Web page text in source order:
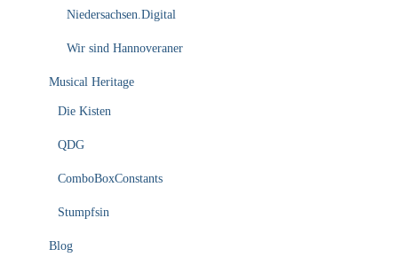
Niedersachsen.Digital
Wir sind Hannoveraner
Musical Heritage
Die Kisten
QDG
ComboBoxConstants
Stumpfsin
Blog